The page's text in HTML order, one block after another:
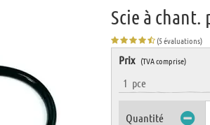
Scie à
(5 évaluations)
Prix (TVA comprise)
1 pce
Quantité